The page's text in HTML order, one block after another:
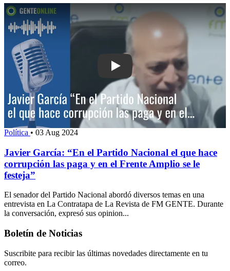
Play: Javier García: “En el Partido
Política • 03 Aug 2024
Javier García: “En el Partido Nacional el que hace
corrupción las paga y en el Frente Amplio se le
festeja”
El senador del Partido Nacional abordó diversos temas en una
entrevista en La Contratapa de La Revista de FM GENTE. Durante
la conversación, expresó sus opinion...
Boletín de Noticias
Suscribite para recibir las últimas novedades directamente en tu
correo.